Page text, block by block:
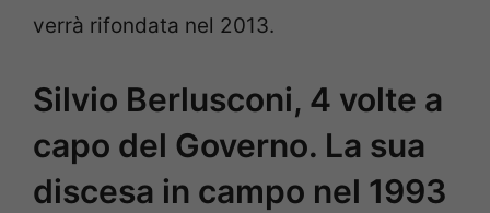
verrà rifondata nel 2013.
Silvio Berlusconi, 4 volte a
capo del Governo. La sua
discesa in campo nel 1993